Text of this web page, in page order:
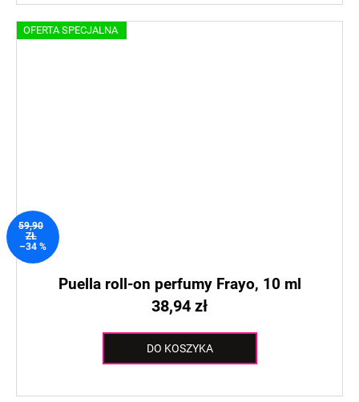
OFERTA SPECJALNA
59,90
ZŁ
–34 %
Puella roll-on perfumy Frayo, 10 ml
38,94 zł
DO KOSZYKA